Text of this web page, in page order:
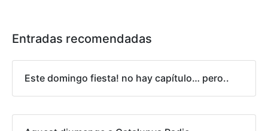
Entradas recomendadas
Este domingo fiesta! no hay capítulo… pero..